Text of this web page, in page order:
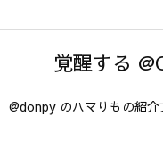
覚醒する
@donpy のハマりもの紹